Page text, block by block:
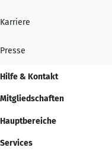
Karriere
Presse
Hilfe & Kontakt
Mitgliedschaften
Hauptbereiche
Services